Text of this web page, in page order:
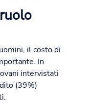
il costo di
In
intervistati
(39%)